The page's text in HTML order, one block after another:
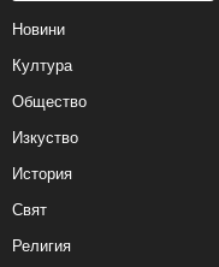
Новини
Култура
Общество
Изкуство
История
Свят
Религия